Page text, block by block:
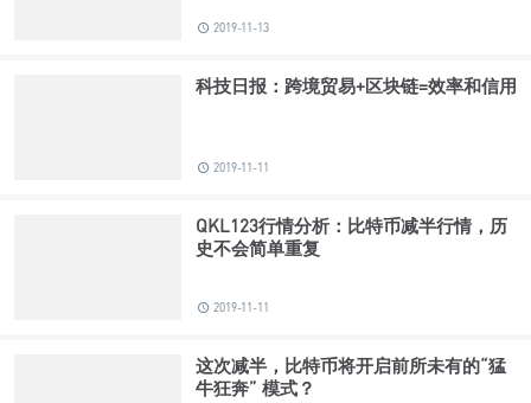
2019-11-13
科技日报：跨境贸易+区块链=效率和信用
2019-11-11
QKL123行情分析：比特币减半行情，历
史不会简单重复
2019-11-11
这次减半，比特币将开启前所未有的“猛
牛狂奔” 模式？